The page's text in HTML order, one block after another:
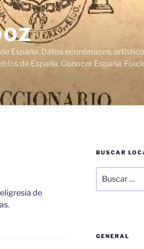
España. Datos económicos,
de España. Conocer España.
de
BUSCAR
por:
GENERAL